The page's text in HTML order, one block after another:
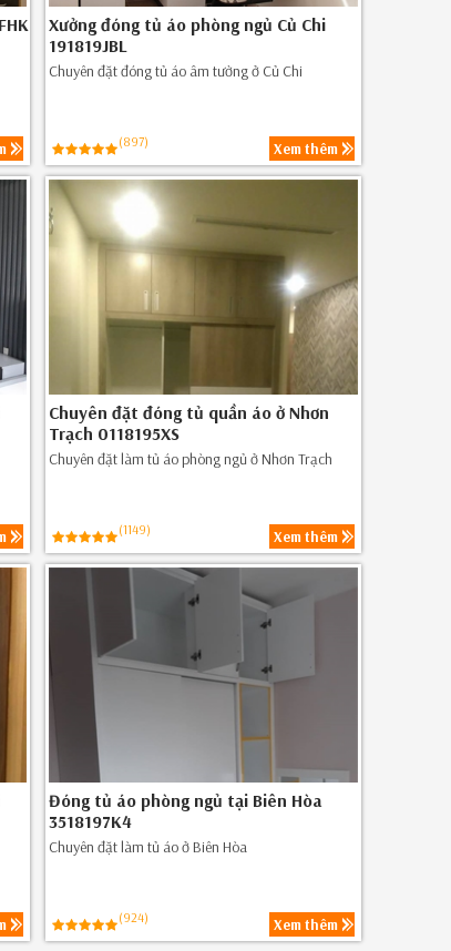
Xưởng đóng tủ áo phòng ngủ Củ Chi
191819JBL
Chuyên đặt đóng tủ áo âm tường ở Củ Chi
(897) Xem thêm
Chuyên đặt đóng tủ quần áo ở Nhơn
Trạch 0118195XS
Chuyên đặt làm tủ áo phòng ngủ ở Nhơn Trạch
(1149) Xem thêm
Đóng tủ áo phòng ngủ tại Biên Hòa
3518197K4
Chuyên đặt làm tủ áo ở Biên Hòa
(924) Xem thêm